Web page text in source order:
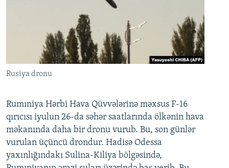
Rusiya dronu
Rumıniya Hərbi Hava Qüvvələrinə məxsus F-16
qırıcısı iyulun 26-da səhər saatlarında ölkənin hava
məkanında daha bir dronu vurub. Bu, son günlər
vurulan üçüncü drondur. Hadisə Odessa
yaxınlığındakı Sulina-Kiliya bölgəsində,